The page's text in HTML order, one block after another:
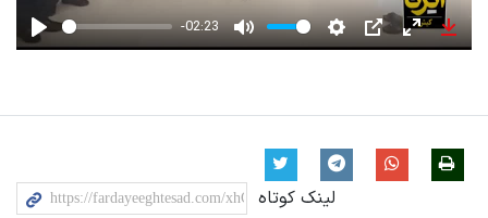
Play
-02:23
Mute Settings
PIP Enter
لینک کوتاه